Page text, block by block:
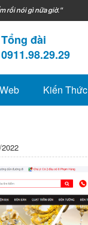
rồi nói gì nữa giờ."
Tổng đài
0911.98.29.29
Kiến Thức